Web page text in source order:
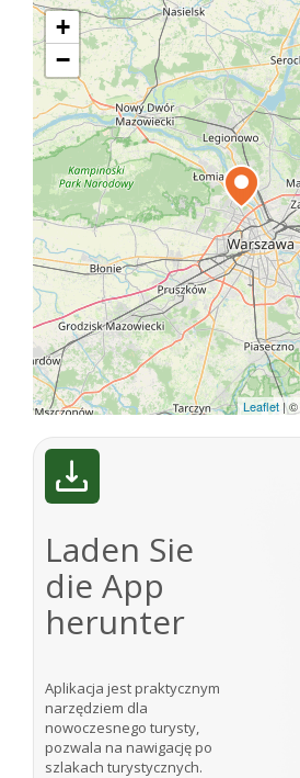
+
−
Leaflet|©
Laden Sie
die App
herunter
Aplikacja jest praktycznym
narzędziem dla
nowoczesnego turysty,
pozwala na nawigację po
szlakach turystycznych.